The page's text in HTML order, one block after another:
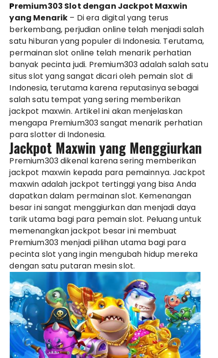
Premium303 Slot dengan Jackpot Maxwin
yang Menarik – Di era digital yang terus
berkembang, perjudian online telah menjadi salah
satu hiburan yang populer di Indonesia. Terutama,
permainan slot online telah menarik perhatian
banyak pecinta judi. Premium303 adalah salah satu
situs slot yang sangat dicari oleh pemain slot di
Indonesia, terutama karena reputasinya sebagai
salah satu tempat yang sering memberikan
jackpot maxwin. Artikel ini akan menjelaskan
mengapa Premium303 sangat menarik perhatian
para slotter di Indonesia.
Jackpot Maxwin yang Menggiurkan
Premium303 dikenal karena sering memberikan
jackpot maxwin kepada para pemainnya. Jackpot
maxwin adalah jackpot tertinggi yang bisa Anda
dapatkan dalam permainan slot. Kemenangan
besar ini sangat menggiurkan dan menjadi daya
tarik utama bagi para pemain slot. Peluang untuk
memenangkan jackpot besar ini membuat
Premium303 menjadi pilihan utama bagi para
pecinta slot yang ingin mengubah hidup mereka
dengan satu putaran mesin slot.